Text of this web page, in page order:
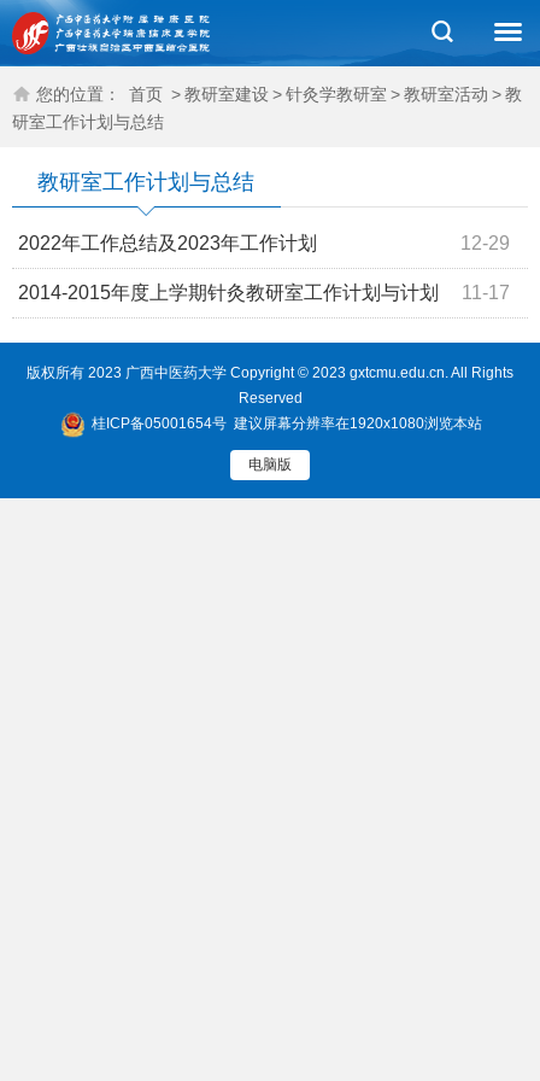
您的位置： 首页 >教研室建设 >针灸学教研室 >教研室活动 >教
研室工作计划与总结
教研室工作计划与总结
12-29
2022年工作总结及2023年工作计划
11-17
2014-2015年度上学期针灸教研室工作计划与计划
版权所有 2023 广西中医药大学 Copyright © 2023 gxtcmu.edu.cn. All Rights
Reserved
桂ICP备05001654号 建议屏幕分辨率在1920x1080浏览本站
电脑版